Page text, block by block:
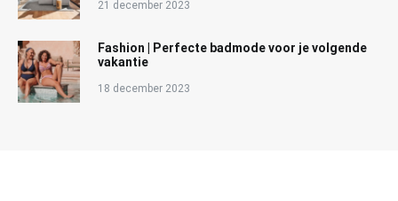
21 december 2023
Fashion | Perfecte badmode voor je volgende
vakantie
18 december 2023